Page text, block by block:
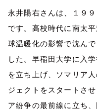
永井陽右さんは、１９
です。高校時代に南太
球温暖化の影響で沈ん
した。早稲田大学に入
を立ち上げ、ソマリア
ジェクトをスタートさ
ア紛争の最前線に立ち